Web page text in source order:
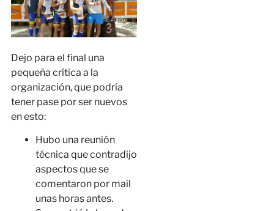
Dejo para el final una
pequeña crítica a la
organización, que podría
tener pase por ser nuevos
en esto:
Hubo una reunión
técnica que contradijo
aspectos que se
comentaron por mail
unas horas antes.